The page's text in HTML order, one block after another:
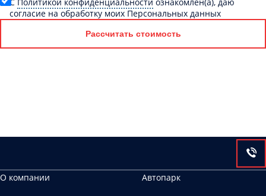
согласие на обработку моих Персональных данных
Рассчитать стоимость
О компании
Автопарк